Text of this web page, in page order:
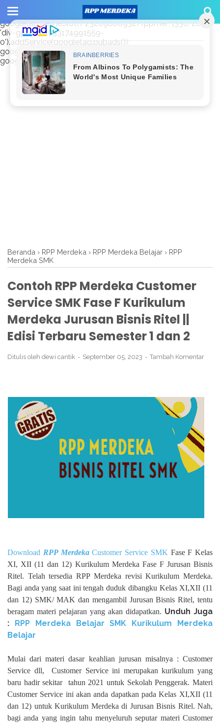
window.googletag = window.googletag || {cmd: []};
googletag.cmd.push(function() {
googletag.defineSlot('/23209888932/rppmer', [336, 280],
'div-gpt-ad-1733174991559-
0').addService(googletag.pubads());
googletag.pubads().enableSingleRequest();
googletag.enableServices(); });
Beranda › RPP Merdeka › RPP Merdeka Belajar › RPP
Merdeka SMK
Contoh RPP Merdeka Customer
Service SMK Fase F Kurikulum
Merdeka Jurusan Bisnis Ritel ||
Edisi Terbaru Semester 1 dan 2
Ditulis oleh dewi cantik September 05, 2023 Tambah Komentar
Download RPP MerdekaCustomer Service SMKFase F Kelas
XI, XII (11 dan 12) Kurikulum Merdeka Fase F Jurusan Bisnis
Ritel. Telah tersedia RPP Merdeka revisi Kurikulum Merdeka.
Bagi anda yang saat ini tengah duduk dibangku Kelas XI,XII (11
dan 12) SMK/ MAK dan mengambil Jurusan Bisnis Ritel, tentu
beragam materi pelajaran yang akan didapatkan. Unduh Juga
:
RPP Merdeka Belajar SMK Kurikulum Merdeka
Belajar
Mulai dari materi dasar keahlian jurusan misalnya : Customer
Service dll, Customer Service ini merupakan kurikulum yang
baru hadir sekitar tahun 2021 untuk Sekolah Penggerak. Materi
Customer Service ini akan anda dapatkan pada Kelas XI,XII (11
dan 12) untuk Kurikulum Merdeka di Jurusan Bisnis Ritel. Nah,
bagi anda yang ingin tahu menyeluruh seputar materi Customer